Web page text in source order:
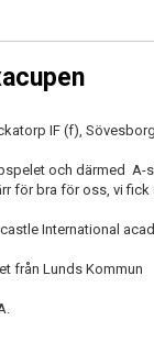
IF (f),
och därmed A-
för bra för oss, vi
International
från Lunds Kommun